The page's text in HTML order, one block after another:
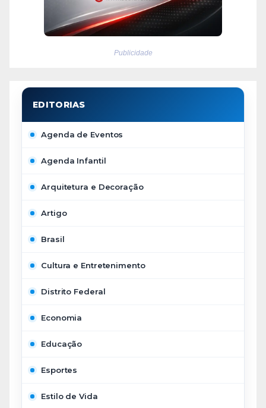
Publicidade
Agenda de Eventos
Agenda Infantil
Arquitetura e Decoração
Artigo
Brasil
Cultura e Entretenimento
Distrito Federal
Economia
Educação
Esportes
Estilo de Vida